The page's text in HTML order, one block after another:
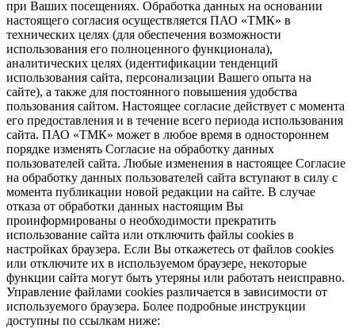
при Ваших посещениях. Обработка данных на основании
настоящего согласия осуществляется ПАО «ТМК» в
технических целях (для обеспечения возможности
использования его полноценного функционала),
аналитических целях (идентификации тенденций
использования сайта, персонализации Вашего опыта на
сайте), а также для постоянного повышения удобства
пользования сайтом. Настоящее согласие действует с момента
его предоставления и в течение всего периода использования
сайта. ПАО «ТМК» может в любое время в одностороннем
порядке изменять Согласие на обработку данных
пользователей сайта. Любые изменения в настоящее Согласие
на обработку данных пользователей сайта вступают в силу с
момента публикации новой редакции на сайте. В случае
отказа от обработки данных настоящим Вы
проинформированы о необходимости прекратить
использование сайта или отключить файлы cookies в
настройках браузера. Если Вы откажетесь от файлов cookies
или отключите их в используемом браузере, некоторые
функции сайта могут быть утеряны или работать неисправно.
Управление файлами cookies различается в зависимости от
используемого браузера. Более подробные инструкции
доступны по ссылкам ниже: